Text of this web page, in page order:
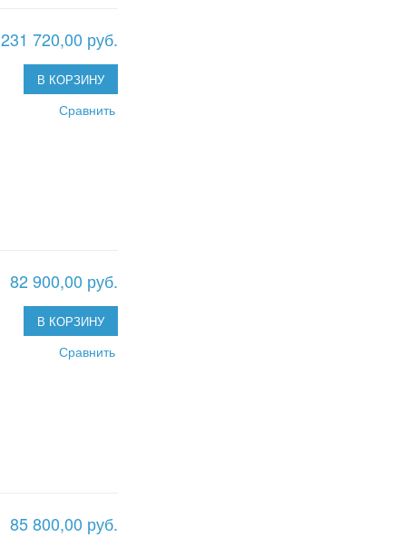
231 720,00 руб.
В КОРЗИНУ
Сравнить
82 900,00 руб.
В КОРЗИНУ
Сравнить
85 800,00 руб.